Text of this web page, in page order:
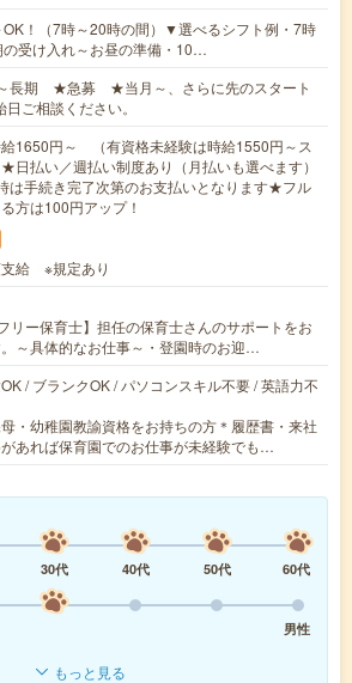
OK！（7時～20時の間）▼選べるシフト例・7時
の受け入れ～お昼の準備・10…
長期 ★急募 ★当月～、さらに先のスタート
日ご相談ください。
1650円～ （有資格未経験は時給1550円～ス
日払い／週払い制度あり（月払いも選べます）
は手続き完了次第のお支払いとなります★フル
方は100円アップ！
給 ※規定あり
リー保育士】担任の保育士さんのサポートをお
～具体的なお仕事～・登園時のお迎…
/ ブランクOK / パソコンスキル不要 / 英語力不
・幼稚園教諭資格をお持ちの方＊履歴書・来社
あれば保育園でのお仕事が未経験でも…
30代 40代 50代
60代
男性
もっと見る